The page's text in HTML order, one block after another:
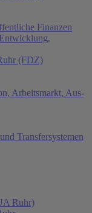
Finanzen
(FDZ)
Arbeitsmarkt, Aus-
Transfersystemen
Ruhr)